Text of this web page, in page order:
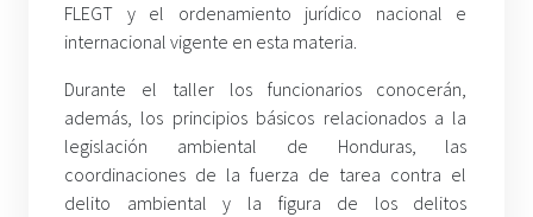
FLEGT y el ordenamiento jurídico nacional e
internacional vigente en esta materia.
Durante el taller los funcionarios conocerán,
además, los principios básicos relacionados a la
legislación ambiental de Honduras, las
coordinaciones de la fuerza de tarea contra el
delito ambiental y la figura de los delitos